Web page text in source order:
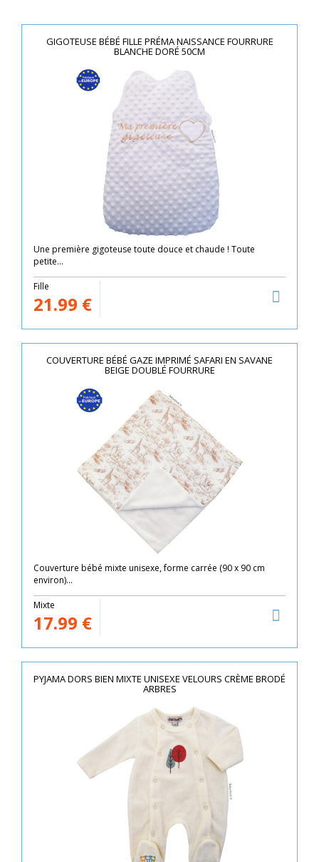
GIGOTEUSE BÉBÉ FILLE PRÉMA NAISSANCE FOURRURE
BLANCHE DORÉ 50CM
Une première gigoteuse toute douce et chaude ! Toute
petite...
Fille
21.99 €
COUVERTURE BÉBÉ GAZE IMPRIMÉ SAFARI EN SAVANE
BEIGE DOUBLÉ FOURRURE
Couverture bébé mixte unisexe, forme carrée (90 x 90 cm
environ)...
Mixte
17.99 €
PYJAMA DORS BIEN MIXTE UNISEXE VELOURS CRÈME BRODÉ
ARBRES